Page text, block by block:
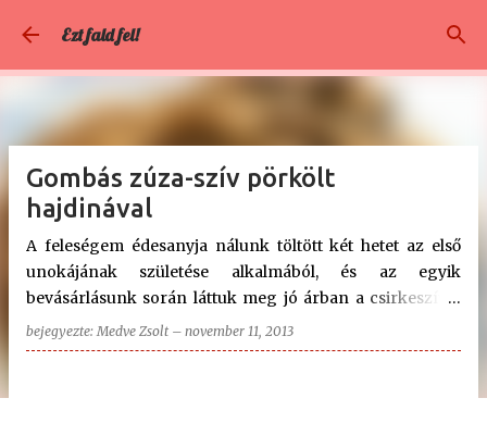
Ezt fald fel!
Gombás zúza-szív pörkölt
hajdinával
A feleségem édesanyja nálunk töltött két hetet az első
unokájának születése alkalmából, és az egyik
bevásárlásunk során láttuk meg jó árban a csirkeszívet
és a csirkezúzát. Mivel szeretem ezt a két belsőséget (is),
így vettünk mindkettőből. A feleségem nem eszi meg a
bejegyezte:Medve Zsolt – november 11, 2013